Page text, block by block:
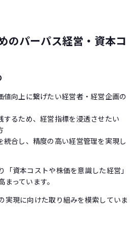
のパーパス経営・資本コ
値向上に繋げたい経営者・経営企画の
するため、経営指標を浸透させたい
統合し、精度の高い経営管理を実現し
資本コストや株価を意識した経営」
っています。
実現に向けた取り組みを模索していま